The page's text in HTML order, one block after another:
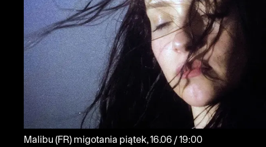
Malibu (FR) migotania
piątek, 16.06 / 19:00